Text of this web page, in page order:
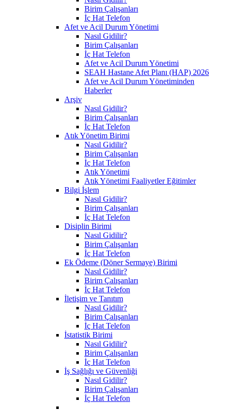
Birim Çalışanları
İç Hat Telefon
Afet ve Acil Durum Yönetimi
Nasıl Gidilir?
Birim Çalışanları
İç Hat Telefon
Afet ve Acil Durum Yönetimi
SEAH Hastane Afet Planı (HAP) 2026
Afet ve Acil Durum Yönetiminden
Haberler
Arşiv
Nasıl Gidilir?
Birim Çalışanları
İç Hat Telefon
Atık Yönetim Birimi
Nasıl Gidilir?
Birim Çalışanları
İç Hat Telefon
Atık Yönetimi
Atık Yönetimi Faaliyetler Eğitimler
Bilgi İşlem
Nasıl Gidilir?
Birim Çalışanları
İç Hat Telefon
Disiplin Birimi
Nasıl Gidilir?
Birim Çalışanları
İç Hat Telefon
Ek Ödeme (Döner Sermaye) Birimi
Nasıl Gidilir?
Birim Çalışanları
İç Hat Telefon
İletişim ve Tanıtım
Nasıl Gidilir?
Birim Çalışanları
İç Hat Telefon
İstatistik Birimi
Nasıl Gidilir?
Birim Çalışanları
İç Hat Telefon
İş Sağlığı ve Güvenliği
Nasıl Gidilir?
Birim Çalışanları
İç Hat Telefon